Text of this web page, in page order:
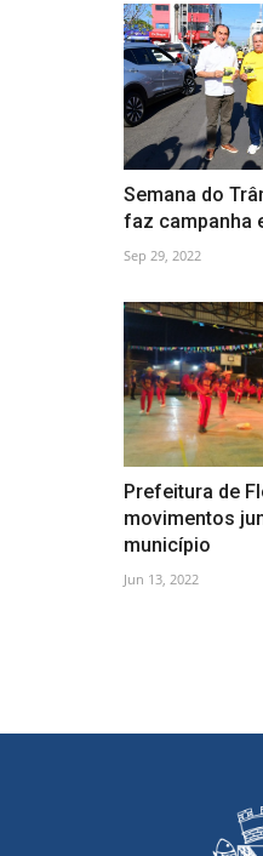
Semana do
faz campanha
Sep 29, 2022
Prefeitura de
movimentos
município
Jun 13, 2022